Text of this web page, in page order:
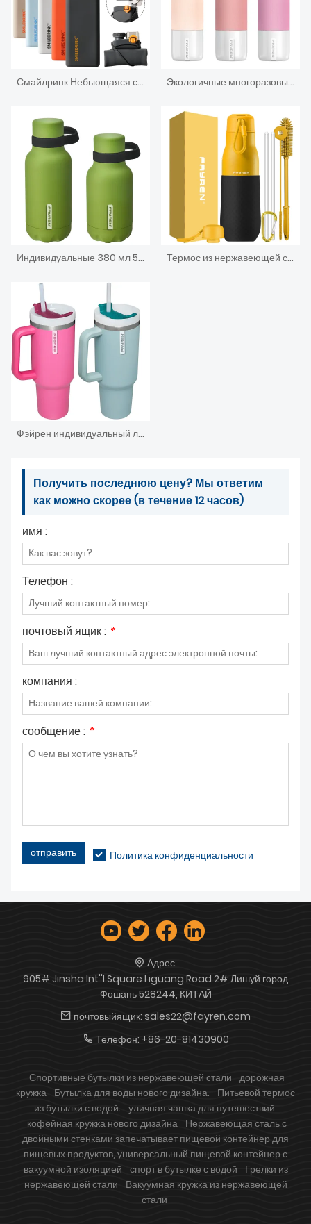
Смайлринк Небьющаяся складная силиконовая посуда для питья, складная складная силиконовая бутылка для воды для спорта с соломинкой Экологичные многоразовые герметичные бутылки с водой объемом 500 мл с вакуумной изоляцией сохраняют 12 часов горячими
Индивидуальные 380 мл 500 мл 700 мл 980 мл термос из нержавеющей стали бутылка с водой изолированная спортивная бутылка Термос из нержавеющей стали с термосом для воды
Фэйрен индивидуальный логотип Амазонка, хит продаж, 40 унций, стальной стакан, кофейные дорожные кружки, сохраняющие холод, дорожная кофейная кружка с ручкой
Получить последнюю цену? Мы ответим
как можно скорее (в течение 12 часов)
имя :
Телефон :
почтовый ящик : *
компания :
сообщение : *
отправить Политика конфиденциальности
Адрес:
905# Jinsha Int''l Square Liguang Road 2# Лишуй город
Фошань 528244, КИТАЙ
почтовыйящик: sales22@fayren.com
Телефон: +86-20-81430900
Спортивные бутылки из нержавеющей стали дорожная
кружка Бутылка для воды нового дизайна.
Питьевой термос
из бутылки с водой. уличная чашка для путешествий
кофейная кружка нового дизайна Нержавеющая сталь с
двойными стенками запечатывает пищевой контейнер для
пищевых продуктов, универсальный пищевой контейнер с
вакуумной изоляцией спорт в бутылке с водой
Грелки из
нержавеющей стали
Вакуумная кружка из нержавеющей
стали